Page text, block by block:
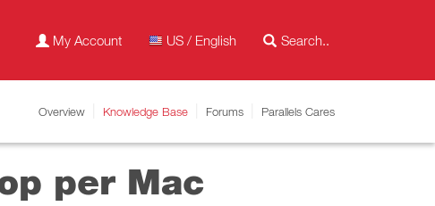
My Account US / English
Overview Knowledge Base Forums Parallels Cares
per Mac